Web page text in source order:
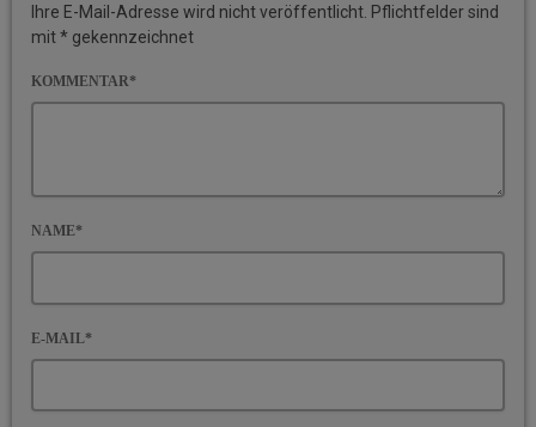
Ihre E-Mail-Adresse wird nicht veröffentlicht. Pflichtfelder sind
mit * gekennzeichnet
KOMMENTAR*
NAME*
E-MAIL*